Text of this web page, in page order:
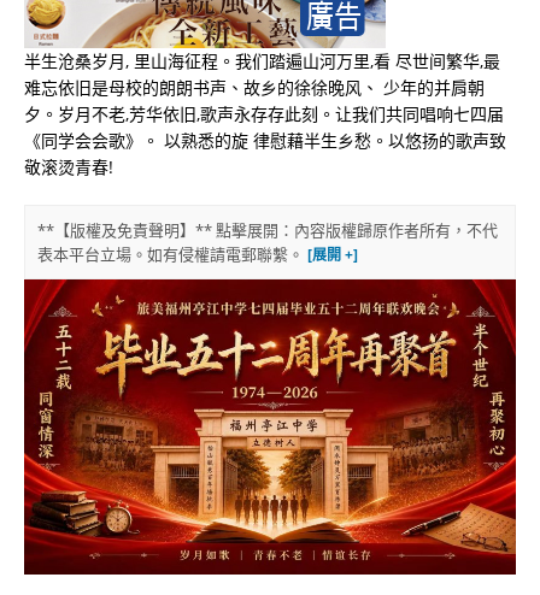
半生沧桑岁月, 里山海征程。我们踏遍山河万里,看 尽世间繁华,最
难忘依旧是母校的朗朗书声、故乡的徐徐晚风、 少年的并肩朝
夕。岁月不老,芳华依旧,歌声永存存此刻。让我们共同唱响七四届
《同学会会歌》。 以熟悉的旋 律慰藉半生乡愁。以悠扬的歌声致
敬滚烫青春!
**【版權及免責聲明】** 點擊展開：內容版權歸原作者所有，不代
表本平台立場。如有侵權請電郵聯繫。